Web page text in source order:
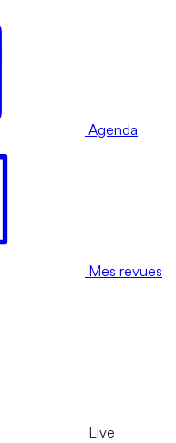
Agenda
Mes revues
Live